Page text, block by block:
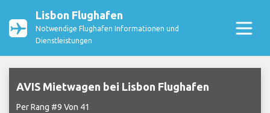
Lisbon Flughafen
Notwendige Flughafen Informationen und
Dienstleistungen
AVIS Mietwagen bei Lisbon Flughafen
Per Rang #9 Von 41